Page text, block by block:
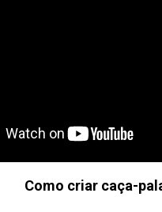
Como criar caça-